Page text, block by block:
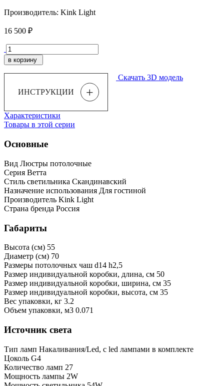
Производитель: Kink Light
16 500 ₽
в корзину
ИНСТРУКЦИИ +
Скачать 3D модель
Характеристики
Товары в этой серии
Основные
Вид Люстры потолочные
Серия Ветта
Стиль светильника Скандинавский
Назначение использования Для гостиной
Производитель Kink Light
Страна бренда Россия
Габариты
Высота (см) 55
Диаметр (см) 70
Размеры потолочных чаш d14 h2,5
Размер индивидуальной коробки, длина, см 50
Размер индивидуальной коробки, ширина, см 35
Размер индивидуальной коробки, высота, см 35
Bес упаковки, кг 3.2
Oбъем упаковки, м3 0.071
Источник света
Тип ламп Накаливания/Led, с led лампами в комплекте
Цоколь G4
Количество ламп 27
Мощность лампы 2W